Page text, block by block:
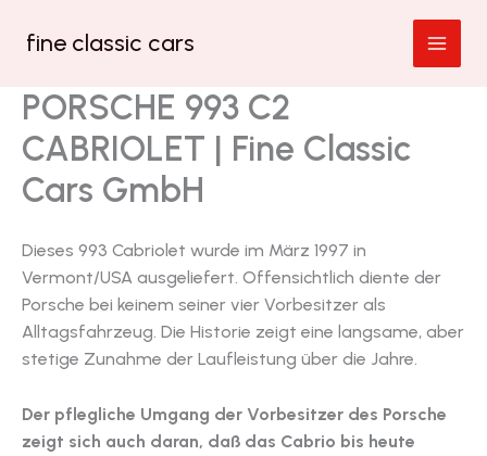
Inhaltfine classic cars
PORSCHE 993 C2
CABRIOLET | Fine Classic
Cars GmbH
Dieses 993 Cabriolet wurde im März 1997 in
Vermont/USA ausgeliefert. Offensichtlich diente der
Porsche bei keinem seiner vier Vorbesitzer als
Alltagsfahrzeug. Die Historie zeigt eine langsame, aber
stetige Zunahme der Laufleistung über die Jahre.
Der pflegliche Umgang der Vorbesitzer des Porsche
zeigt sich auch daran, daß das Cabrio bis heute